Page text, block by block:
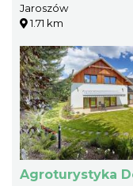
Jaroszów
1.71 km
Agroturystyka